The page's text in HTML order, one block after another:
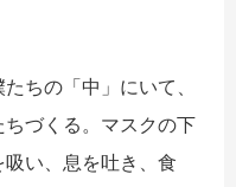
ちの「中」にいて、
づくる。マスクの下
い、息を吐き、食